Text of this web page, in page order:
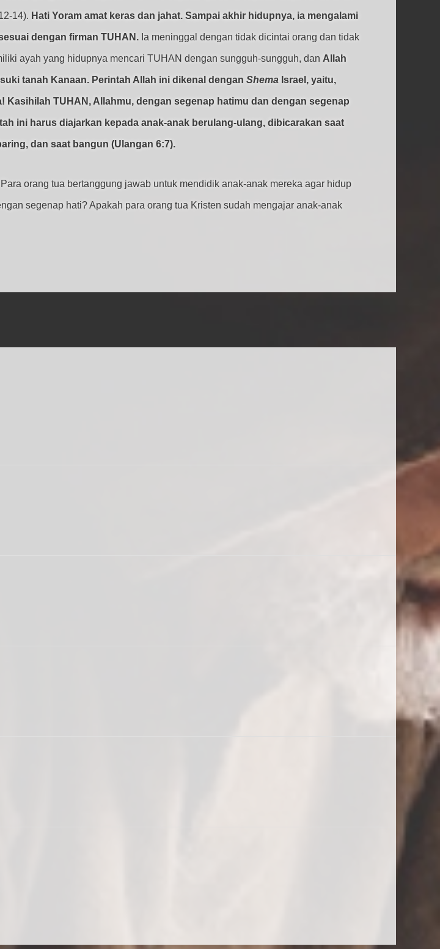
14). Hati Yoram amat keras dan jahat. Sampai akhir hidupnya, ia mengalami
dengan firman TUHAN. Ia meninggal dengan tidak dicintai orang dan tidak
ayah yang hidupnya mencari TUHAN dengan sungguh-sungguh, dan Allah
tanah Kanaan. Perintah Allah ini dikenal dengan Shema Israel, yaitu,
TUHAN, Allahmu, dengan segenap hatimu dan dengan segenap
ini harus diajarkan kepada anak-anak berulang-ulang, dibicarakan saat
dan saat bangun (Ulangan 6:7).
orang tua bertanggung jawab untuk mendidik anak-anak mereka agar hidup
segenap hati? Apakah para orang tua Kristen sudah mengajar anak-anak